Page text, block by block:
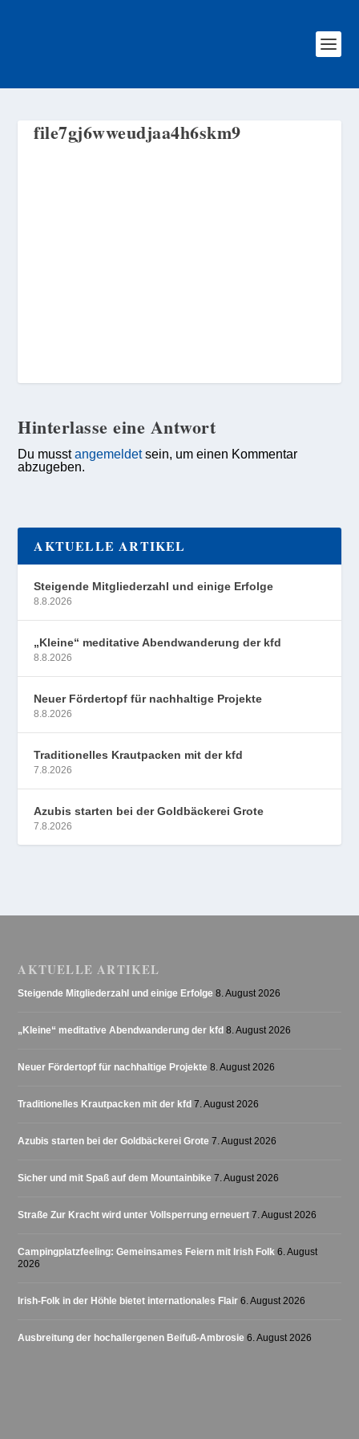
file7gj6wweudjaa4h6skm9
Hinterlasse eine Antwort
Du musstangemeldetsein, um einen Kommentar
abzugeben.
AKTUELLE ARTIKEL
Steigende Mitgliederzahl und einige Erfolge
8.8.2026
„Kleine“ meditative Abendwanderung der kfd
8.8.2026
Neuer Fördertopf für nachhaltige Projekte
8.8.2026
Traditionelles Krautpacken mit der kfd
7.8.2026
Azubis starten bei der Goldbäckerei Grote
7.8.2026
AKTUELLE ARTIKEL
Steigende Mitgliederzahl und einige Erfolge 8. August 2026
„Kleine“ meditative Abendwanderung der kfd 8. August 2026
Neuer Fördertopf für nachhaltige Projekte 8. August 2026
Traditionelles Krautpacken mit der kfd 7. August 2026
Azubis starten bei der Goldbäckerei Grote 7. August 2026
Sicher und mit Spaß auf dem Mountainbike 7. August 2026
Straße Zur Kracht wird unter Vollsperrung erneuert 7. August 2026
Campingplatzfeeling: Gemeinsames Feiern mit Irish Folk 6. August
2026
Irish-Folk in der Höhle bietet internationales Flair 6. August 2026
Ausbreitung der hochallergenen Beifuß-Ambrosie 6. August 2026